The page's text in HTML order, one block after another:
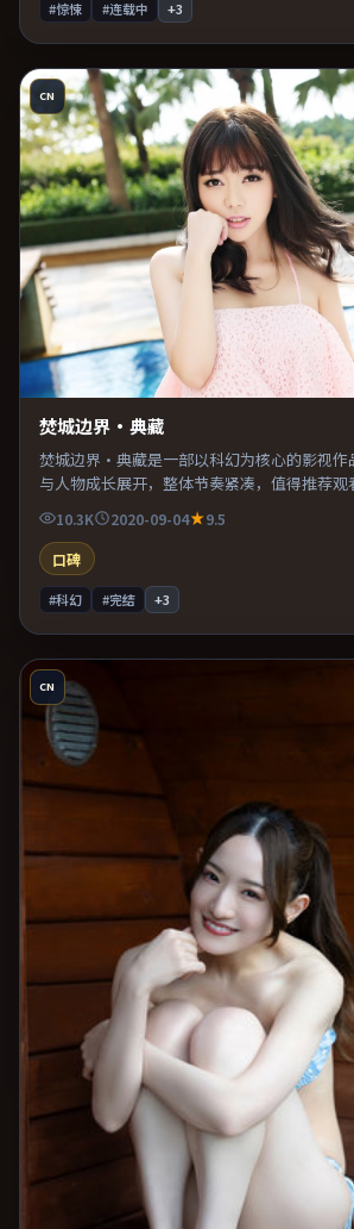
#惊悚 #连载中 +3
CN
焚城边界·典藏
焚城边界·典藏是一部以科幻为核心的影视作
与人物成长展开，整体节奏紧凑，值得推荐观
10.3K 2020-09-04
9.5
口碑
#科幻 #完结 +3
CN